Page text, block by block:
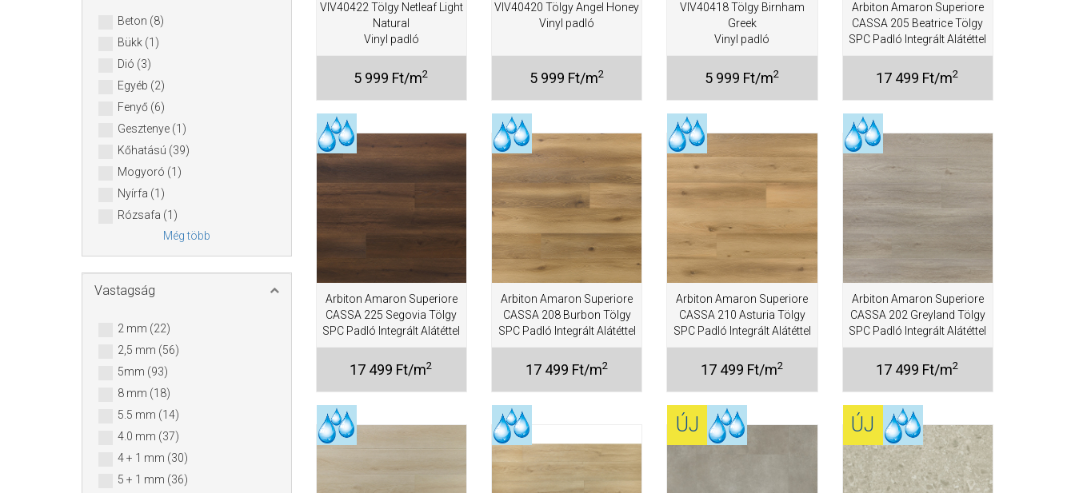
Beton (8)
Bükk (1)
Dió (3)
Egyéb (2)
Fenyő (6)
Gesztenye (1)
Kőhatású (39)
Mogyoró (1)
Nyírfa (1)
Rózsafa (1)
Még több
Vastagság
2 mm (22)
2,5 mm (56)
5mm (93)
8 mm (18)
5.5 mm (14)
4.0 mm (37)
4 + 1 mm (30)
5 + 1 mm (36)
VIV40422 Tölgy Netleaf Light
Natural
Vinyl padló
5 999 Ft/m2
VIV40420 Tölgy Angel Honey
Vinyl padló
5 999 Ft/m2
VIV40418 Tölgy Birnham
Greek
Vinyl padló
5 999 Ft/m2
Arbiton Amaron Superiore
CASSA 205 Beatrice Tölgy
SPC Padló Integrált Alátéttel
17 499 Ft/m2
Arbiton Amaron Superiore
CASSA 225 Segovia Tölgy
SPC Padló Integrált Alátéttel
17 499 Ft/m2
Arbiton Amaron Superiore
CASSA 208 Burbon Tölgy
SPC Padló Integrált Alátéttel
17 499 Ft/m2
Arbiton Amaron Superiore
CASSA 210 Asturia Tölgy
SPC Padló Integrált Alátéttel
17 499 Ft/m2
Arbiton Amaron Superiore
CASSA 202 Greyland Tölgy
SPC Padló Integrált Alátéttel
17 499 Ft/m2
ÚJ ÚJ